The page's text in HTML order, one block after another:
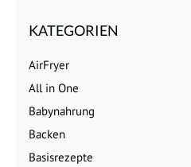
KATEGORIEN
AirFryer
All in One
Babynahrung
Backen
Basisrezepte